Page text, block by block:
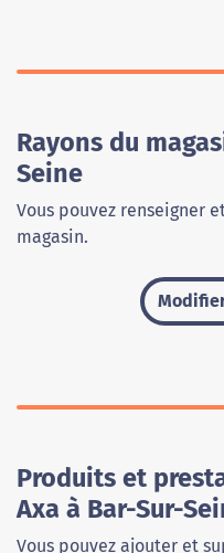
Rayons du
Seine
Vous pouvez renseigner
magasin.
Produits et
Axa à Bar-Sur-
Vous pouvez ajouter et